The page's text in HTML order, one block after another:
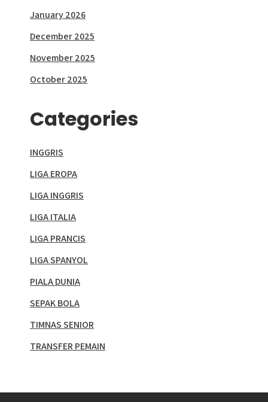
January 2026
December 2025
November 2025
October 2025
Categories
INGGRIS
LIGA EROPA
LIGA INGGRIS
LIGA ITALIA
LIGA PRANCIS
LIGA SPANYOL
PIALA DUNIA
SEPAK BOLA
TIMNAS SENIOR
TRANSFER PEMAIN